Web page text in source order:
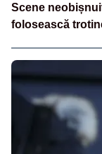
Scene
folosească